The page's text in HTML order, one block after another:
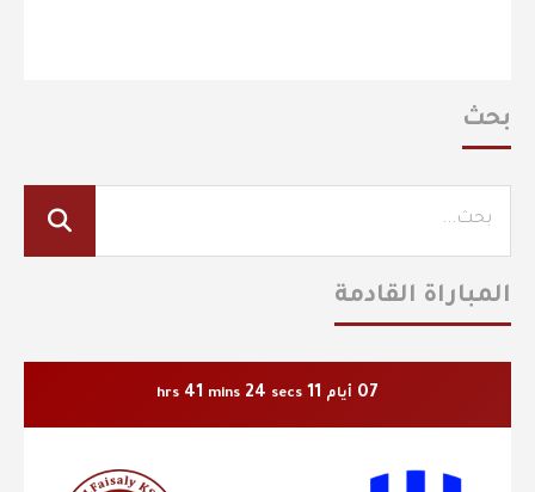
بحث
المباراة القادمة
07 أيام 11
hrs 41 mins 23 secs